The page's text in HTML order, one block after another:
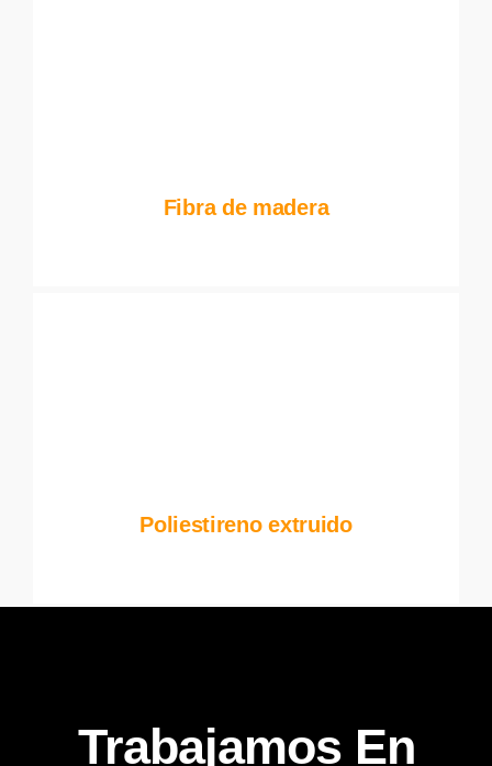
Fibra de madera
Poliestireno extruido
Trabajamos En